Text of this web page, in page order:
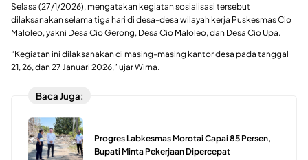
Selasa (27/1/2026), mengatakan kegiatan sosialisasi tersebut
dilaksanakan selama tiga hari di desa-desa wilayah kerja Puskesmas Cio
Maloleo, yakni Desa Cio Gerong, Desa Cio Maloleo, dan Desa Cio Upa.
“Kegiatan ini dilaksanakan di masing-masing kantor desa pada tanggal
21, 26, dan 27 Januari 2026,” ujar Wirna.
Baca Juga:
Progres Labkesmas Morotai Capai 85 Persen,
Bupati Minta Pekerjaan Dipercepat